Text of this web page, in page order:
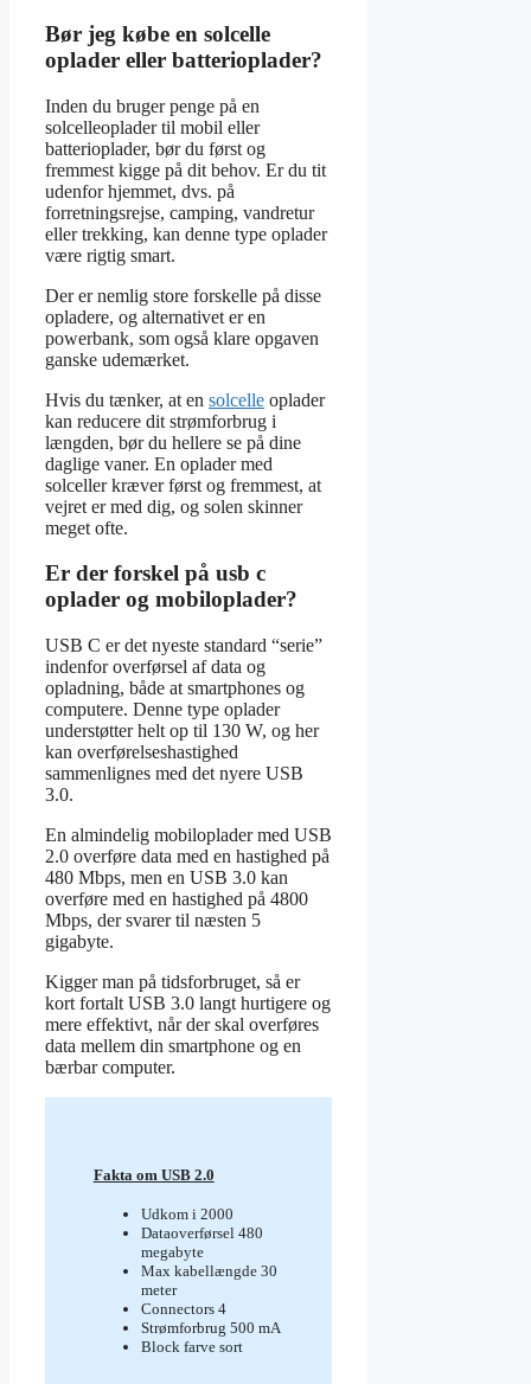
Bør jeg købe en solcelle
oplader eller batterioplader?
Inden du bruger penge på en
solcelleoplader til mobil eller
batterioplader, bør du først og
fremmest kigge på dit behov. Er du tit
udenfor hjemmet, dvs. på
forretningsrejse, camping, vandretur
eller trekking, kan denne type oplader
være rigtig smart.
Der er nemlig store forskelle på disse
opladere, og alternativet er en
powerbank, som også klare opgaven
ganske udemærket.
Hvis du tænker, at en solcelle oplader
kan reducere dit strømforbrug i
længden, bør du hellere se på dine
daglige vaner. En oplader med
solceller kræver først og fremmest, at
vejret er med dig, og solen skinner
meget ofte.
Er der forskel på usb c
oplader og mobiloplader?
USB C er det nyeste standard “serie”
indenfor overførsel af data og
opladning, både at smartphones og
computere. Denne type oplader
understøtter helt op til 130 W, og her
kan overførelseshastighed
sammenlignes med det nyere USB
3.0.
En almindelig mobiloplader med USB
2.0 overføre data med en hastighed på
480 Mbps, men en USB 3.0 kan
overføre med en hastighed på 4800
Mbps, der svarer til næsten 5
gigabyte.
Kigger man på tidsforbruget, så er
kort fortalt USB 3.0 langt hurtigere og
mere effektivt, når der skal overføres
data mellem din smartphone og en
bærbar computer.
Fakta om USB 2.0
Udkom i 2000
Dataoverførsel 480
megabyte
Max kabellængde 30
meter
Connectors 4
Strømforbrug 500 mA
Block farve sort